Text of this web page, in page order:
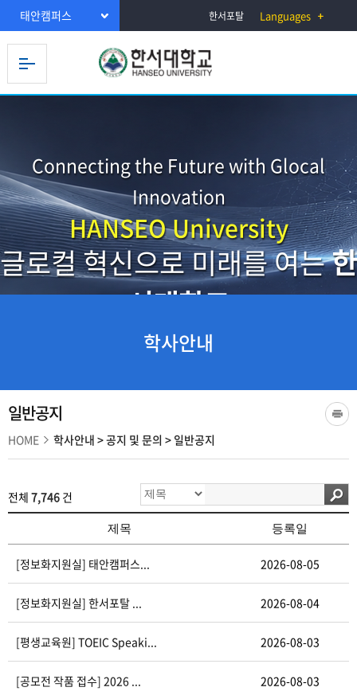
태안캠퍼스 한서포탈 Languages
Connecting the Future with Glocal
Innovation
HANSEO University
글로컬 혁신으로 미래를 여는한
서대학교
학사안내
일반공지
HOME 학사안내 >공지 및 문의 > 일반공지
전체 7,746 건
제목 등록일
[정보화지원실] 태안캠퍼스... 2026-08-05
[정보화지원실] 한서포탈 ... 2026-08-04
[평생교육원] TOEIC Speaki... 2026-08-03
[공모전 작품 접수] 2026 ... 2026-08-03